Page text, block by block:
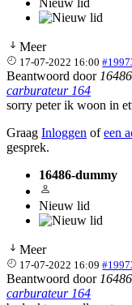
Nieuw lid
Meer
17-07-2022 16:00
Beantwoord door
carburateur 164
sorry peter ik woon in
Graag Inloggen ofeen
gesprek.
16486-dummy
Nieuw lid
Meer
17-07-2022 16:09
Beantwoord door
carburateur 164